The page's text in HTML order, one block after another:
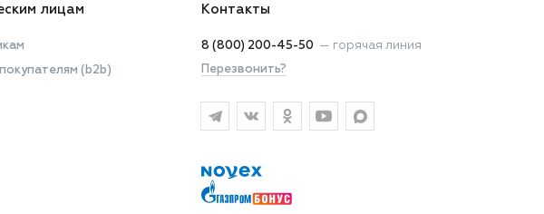
лицам
(b2b)
Контакты
8 (800) 200-45-50 — горячая линия
Перезвонить?